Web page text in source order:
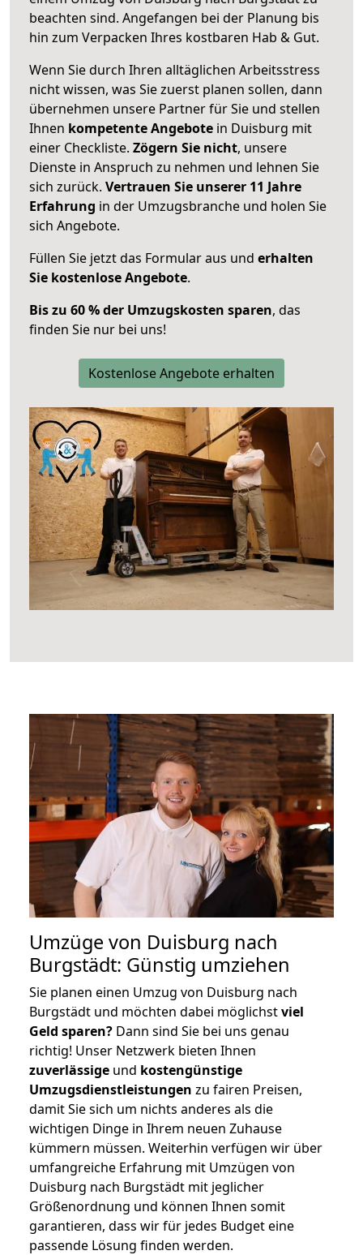
beachten sind. Angefangen bei der Planung bis
hin zum Verpacken Ihres kostbaren Hab & Gut.
Wenn Sie durch Ihren alltäglichen Arbeitsstress
nicht wissen, was Sie zuerst planen sollen, dann
übernehmen unsere Partner für Sie und stellen
Ihnen kompetente Angebote in Duisburg mit
einer Checkliste. Zögern Sie nicht, unsere
Dienste in Anspruch zu nehmen und lehnen Sie
sich zurück. Vertrauen Sie unserer 11 Jahre
Erfahrung in der Umzugsbranche und holen Sie
sich Angebote.
Füllen Sie jetzt das Formular aus und erhalten
Sie kostenlose Angebote.
Bis zu 60 % der Umzugskosten sparen, das
finden Sie nur bei uns!
Kostenlose Angebote erhalten
Umzüge von Duisburg nach
Burgstädt: Günstig umziehen
Sie planen einen Umzug von Duisburg nach
Burgstädt und möchten dabei möglichstviel
Geld sparen? Dann sind Sie bei uns genau
richtig! Unser Netzwerk bieten Ihnen
zuverlässige und kostengünstige
Umzugsdienstleistungen zu fairen Preisen,
damit Sie sich um nichts anderes als die
wichtigen Dinge in Ihrem neuen Zuhause
kümmern müssen. Weiterhin verfügen wir über
umfangreiche Erfahrung mit Umzügen von
Duisburg nach Burgstädt mit jeglicher
Größenordnung und können Ihnen somit
garantieren, dass wir für jedes Budget eine
passende Lösung finden werden.